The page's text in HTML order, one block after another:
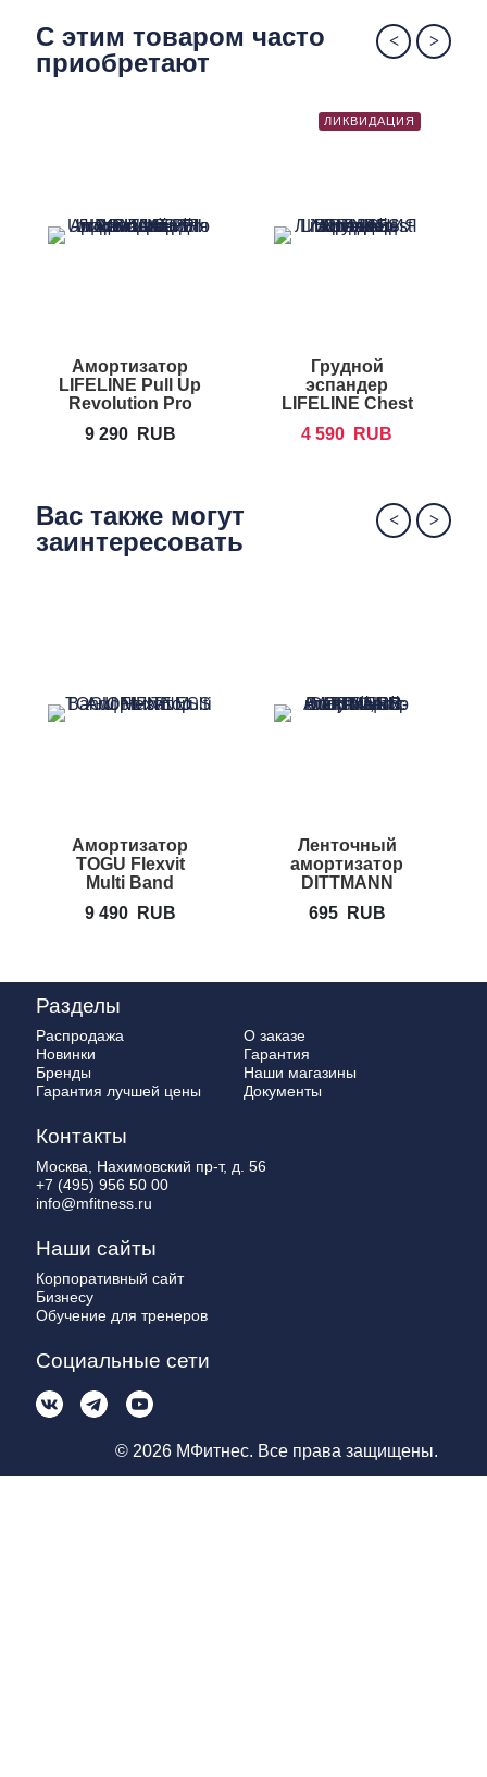
С этим товаром часто
приобретают
Амортизатор
LIFELINE Pull Up
Revolution Pro
9 290
RUB
ЛИКВИДАЦИЯ
Грудной
эспандер
LIFELINE Chest
4 590 RUB
Вас также могут
заинтересовать
Амортизатор
TOGU Flexvit
Multi Band
9 490
RUB
Ленточный
амортизатор
DITTMANN
695 RUB
Разделы
Распродажа
Новинки
Бренды
Гарантия лучшей цены
О заказе
Гарантия
Наши магазины
Документы
Контакты
Москва, Нахимовский пр-т, д. 56
+7 (495) 956 50 00
info@mfitness.ru
Наши сайты
Корпоративный сайт
Бизнесу
Обучение для тренеров
Социальные сети
© 2026 МФитнес. Все права защищены.